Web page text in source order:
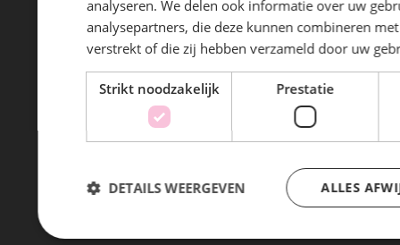
Nieuws
analyseren. We delen ook informatie over uw
analysepartners, die deze kunnen combineren
verstrekt of die zij hebben verzameld door uw
Strikt noodzakelijk Prestatie
ALLES
DETAILS WEERGEVEN